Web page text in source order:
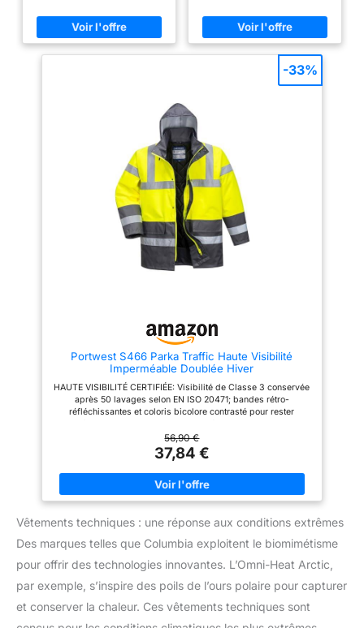
chez EMP!
Portwest S466 Parka Traffic Haute Visibilité
Imperméable Doublée Hiver
HAUTE VISIBILITÉ CERTIFIÉE: Visibilité de Classe 3 conservée
après 50 lavages selon EN ISO 20471; bandes rétro-
réfléchissantes et coloris bicolore contrasté pour rester
PROTECTION CONTRE LA PLUIE: Tissu Oxford 300D 100%
polyester à double revêtement PU, finition Texpel Splash Eco
sans PFAS et coutures étanches conformes EN 343 Classe 3:1
pour rester au sec sous la pluie et le vent ISOLATION CONTRE
LE FROID: Doublure matelassée et poignets bord-côtes qui
aident à retenir la chaleur; protection contre le froid vérifiée
prolongé RANGEMENT COMPLET: Capuche détachable
compartiment intérieur, rangement téléphone et deux poches
basses à rabat; fermeture double zip protégée par un rabat à
pressions ENTRETIEN ET DURABILITÉ: Lavable jusqu'à 50
cycles à 40°C tout en gardant sa visibilité; certifiée OEKO-TEX
Standard 100 et éligible Climate Pledge Friendly, pour une
veste de travail homme adaptée aux usages professionnels
56,90 €
37,84 €
-33%
Vêtements techniques : une réponse aux conditions extrêmes
Des marques telles que Columbia exploitent le biomimétisme
pour offrir des technologies innovantes. L’Omni-Heat Arctic,
par exemple, s’inspire des poils de l’ours polaire pour capturer
et conserver la chaleur. Ces vêtements techniques sont